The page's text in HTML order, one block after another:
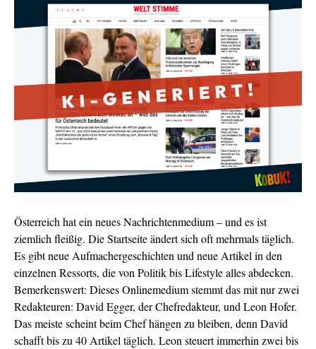
Österreich hat ein neues Nachrichtenmedium – und es ist
ziemlich fleißig. Die Startseite ändert sich oft mehrmals täglich.
Es gibt neue Aufmachergeschichten und neue Artikel in den
einzelnen Ressorts, die von Politik bis Lifestyle alles abdecken.
Bemerkenswert: Dieses Onlinemedium stemmt das mit nur zwei
Redakteuren: David Egger, der Chefredakteur, und Leon Hofer.
Das meiste scheint beim Chef hängen zu bleiben, denn David
schafft bis zu 40 Artikel täglich. Leon steuert immerhin zwei bis